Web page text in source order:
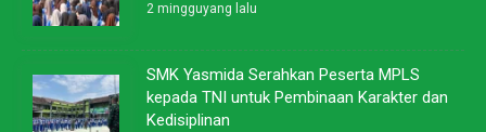
2 mingguyang lalu
SMK Yasmida Serahkan Peserta MPLS
kepada TNI untuk Pembinaan Karakter dan
Kedisiplinan